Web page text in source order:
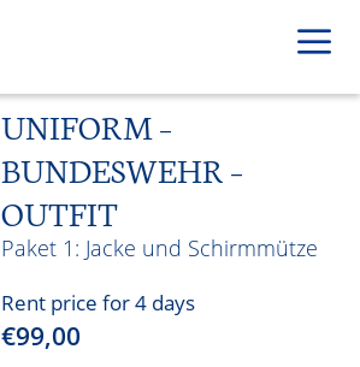
UNIFORM –
BUNDESWEHR –
OUTFIT
Jacke und Schirmmütze
Rent price for 4 days
€99,00